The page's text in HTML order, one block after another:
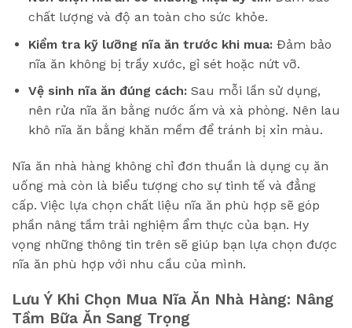
chất lượng và độ an toàn cho sức khỏe.
Kiểm tra kỹ lưỡng nĩa ăn trước khi mua:Đảm bảo
nĩa ăn không bị trầy xước, gỉ sét hoặc nứt vỡ.
Vệ sinh nĩa ăn đúng cách:Sau mỗi lần sử dụng,
nên rửa nĩa ăn bằng nước ấm và xà phòng. Nên lau
khô nĩa ăn bằng khăn mềm để tránh bị xỉn màu.
Nĩa ăn nhà hàng không chỉ đơn thuần là dụng cụ ăn
uống mà còn là biểu tượng cho sự tinh tế và đẳng
cấp. Việc lựa chọn chất liệu nĩa ăn phù hợp sẽ góp
phần nâng tầm trải nghiệm ẩm thực của bạn. Hy
vọng những thông tin trên sẽ giúp bạn lựa chọn được
nĩa ăn phù hợp với nhu cầu của mình.
Lưu Ý Khi Chọn Mua Nĩa Ăn Nhà Hàng: Nâng
Tầm Bữa Ăn Sang Trọng